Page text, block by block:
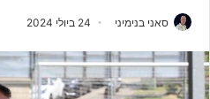
סאני בנימיני 24 ביולי 2024